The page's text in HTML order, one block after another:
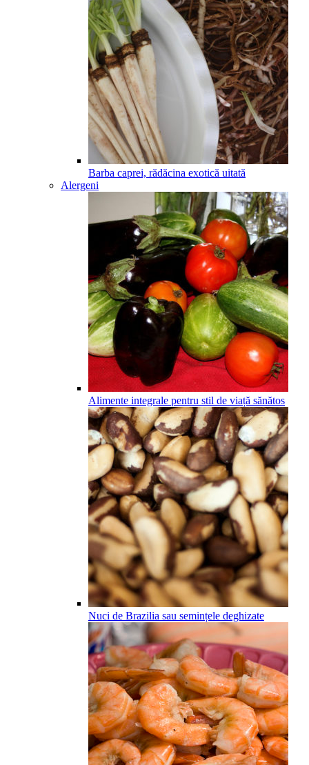
Barba caprei, rădăcina exotică uitată
Alergeni
Alimente integrale pentru stil de viață sănătos
Nuci de Brazilia sau semințele deghizate